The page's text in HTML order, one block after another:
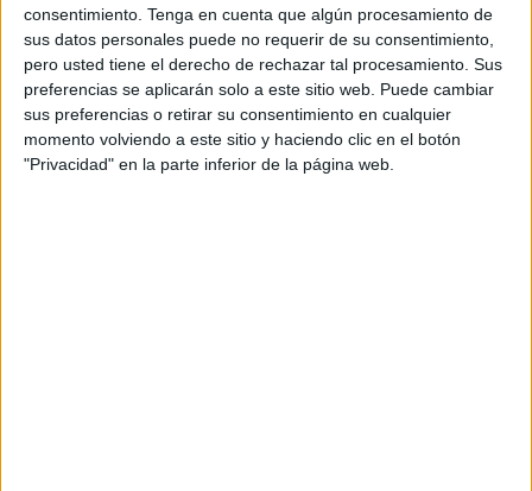
consentimiento. Tenga en cuenta que algún procesamiento de
sus datos personales puede no requerir de su consentimiento,
pero usted tiene el derecho de rechazar tal procesamiento. Sus
preferencias se aplicarán solo a este sitio web. Puede cambiar
sus preferencias o retirar su consentimiento en cualquier
momento volviendo a este sitio y haciendo clic en el botón
"Privacidad" en la parte inferior de la página web.
La importancia de repasar durante los meses de
verano y que nuestros alumnos se preparen para el
curso siguiente. Repaso matemáticas y me preparo
para 6º de Primaria. El verano […]
SEGUIR LEYENDO